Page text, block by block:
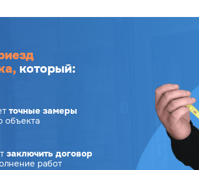
который:
точные замеры
объекта
заключить договор
работ